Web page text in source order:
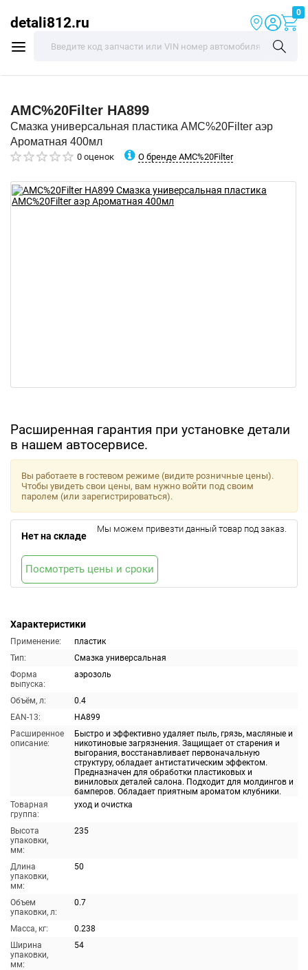
detali812.ru
0
AMC%20Filter HA899
Смазка универсальная пластика AMC%20Filter аэр
Ароматная 400мл
0 оценок О бренде AMC%20Filter
Расширенная гарантия при установке детали
в нашем автосервисе.
Характеристики
Применение:
пластик
Тип:
Смазка универсальная
Форма
выпуска:
аэрозоль
Объём, л:
0.4
EAN-13:
HA899
Расширенное
описание:
Быстро и эффективно удаляет пыль, грязь, масляные и
никотиновые загрязнения. Защищает от старения и
выгорания, восстанавливает первоначальную
структуру, обладает антистатическим эффектом.
Предназначен для обработки пластиковых и
виниловых деталей салона. Подходит для молдингов и
бамперов. Обладает приятным ароматом клубники.
Товарная
группа:
уход и очистка
Высота
упаковки,
мм:
235
Длина
упаковки,
мм:
50
Объем
упаковки, л:
0.7
Масса, кг:
0.238
Ширина
упаковки,
мм:
54
Вы работаете в гостевом режиме (видите розничные цены).
Чтобы увидеть свои цены, вам нужно войти под своим
паролем (или зарегистрироваться).
Нет на складе
Мы можем привезти данный товар под заказ.
Посмотреть цены и сроки